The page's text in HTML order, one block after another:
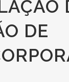
DE